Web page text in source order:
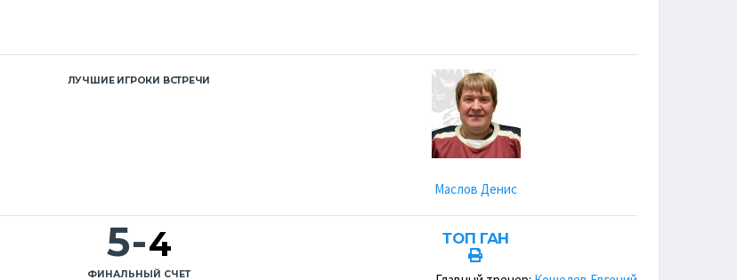
ЛУЧШИЕ ИГРОКИ ВСТРЕЧИ
Маслов Денис
5-4
ФИНАЛЬНЫЙ СЧЕТ
ТОП ГАН